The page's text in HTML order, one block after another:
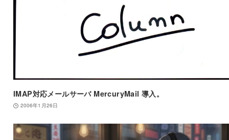
IMAP対応メールサーバ MercuryMail 導入。
2006年1月26日